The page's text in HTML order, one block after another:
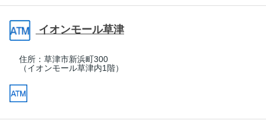
イオンモール草津
住所： 草津市新浜町300
（イオンモール草津内1階）